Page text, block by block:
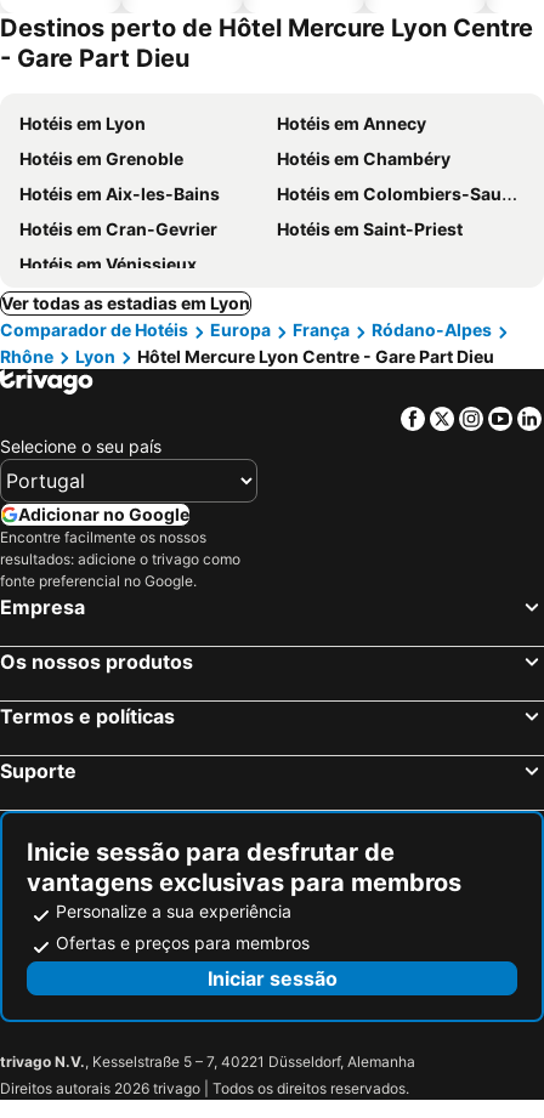
Destinos perto de Hôtel Mercure Lyon Centre
- Gare Part Dieu
Hotéis em Lyon
Hotéis em Annecy
Hotéis em Grenoble
Hotéis em Chambéry
Hotéis em Aix-les-Bains
Hotéis em Colombiers-Saugnieu
Hotéis em Cran-Gevrier
Hotéis em Saint-Priest
Hotéis em Vénissieux
Ver todas as estadias em Lyon
Comparador de Hotéis
Europa França
Ródano-Alpes
Rhône
Lyon Hôtel Mercure Lyon Centre - Gare Part Dieu
Facebook
Twitter
Selecione o seu país
Adicionar no Google
Encontre facilmente os nossos
resultados: adicione o trivago como
fonte preferencial no Google.
Empresa
Os nossos produtos
Termos e políticas
Suporte
Inicie sessão para desfrutar de
vantagens exclusivas para membros
Personalize a sua experiência
Ofertas e preços para membros
Iniciar sessão
trivago N.V., Kesselstraße 5 – 7, 40221 Düsseldorf, Alemanha
Direitos autorais 2026 trivago | Todos os direitos reservados.